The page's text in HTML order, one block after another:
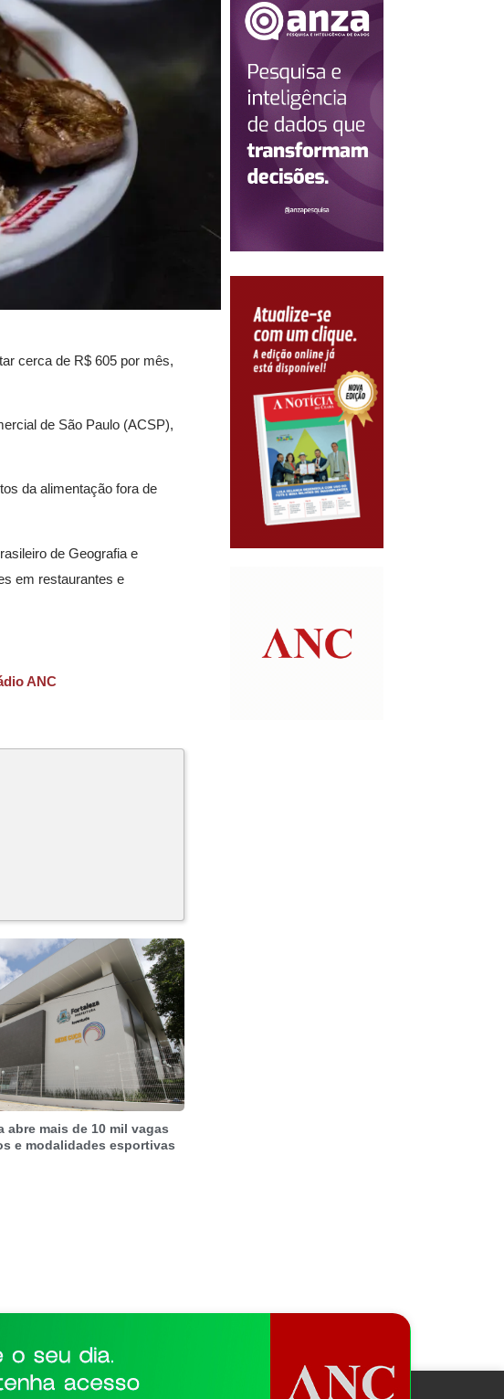
cerca de R$ 605 por mês,
de São Paulo (ACSP),
da alimentação fora de
de Geografia e
em restaurantes e
ANC
abre mais de 10 mil vagas
e modalidades esportivas